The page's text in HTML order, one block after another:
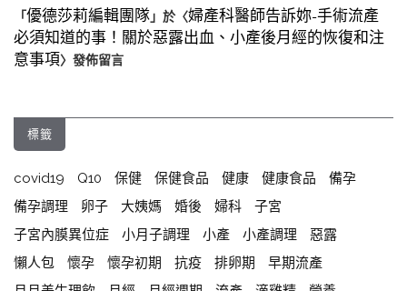
「優德莎莉編輯團隊」於〈婦產科醫師告訴妳-手術流產
必須知道的事！關於惡露出血、小產後月經的恢復和注
意事項〉發佈留言
標籤
covid19 Q10 保健 保健食品 健康 健康食品
備孕
備孕調理
卵子 大姨媽 婚後 婦科
子宮
子宮內膜異位症
小月子調理 小產 小產調理
惡露
懶人包
懷孕 懷孕初期 抗疫 排卵期
早期流產